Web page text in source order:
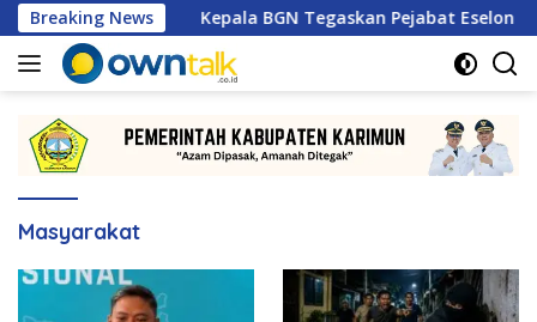
Langsung
ke
konten
Breaking NewsKepala BGN Tegaskan Pejabat Eselon 1 dan 2
Masyarakat